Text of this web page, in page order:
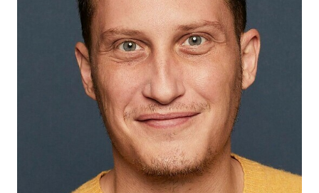
POP MUSICIENS
TALENTS INTERNATIONAUX
CANDIDATURE
NOS AGENCES